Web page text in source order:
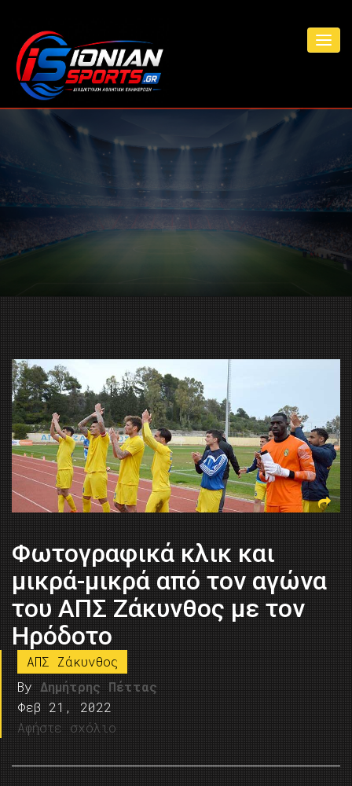
Φωτογραφικά κλικ και
μικρά-μικρά από τον αγώνα
του ΑΠΣ Ζάκυνθος με τον
Ηρόδοτο
ΑΠΣ Ζάκυνθος
By Δημήτρης Πέττας
Φεβ 21, 2022
Αφήστε σχόλιο